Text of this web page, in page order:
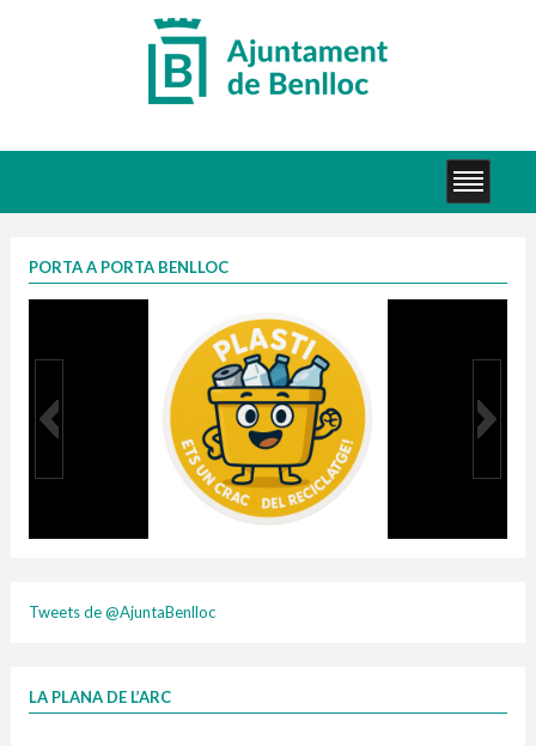
PORTA A PORTA BENLLOC
Tweets de @AjuntaBenlloc
LA PLANA DE L’ARC